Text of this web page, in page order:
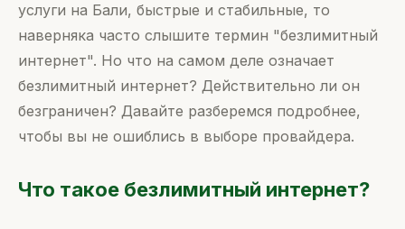
услуги на Бали, быстрые и стабильные, то
наверняка часто слышите термин "безлимитный
интернет". Но что на самом деле означает
безлимитный интернет? Действительно ли он
безграничен? Давайте разберемся подробнее,
чтобы вы не ошиблись в выборе провайдера.
Что такое безлимитный интернет?